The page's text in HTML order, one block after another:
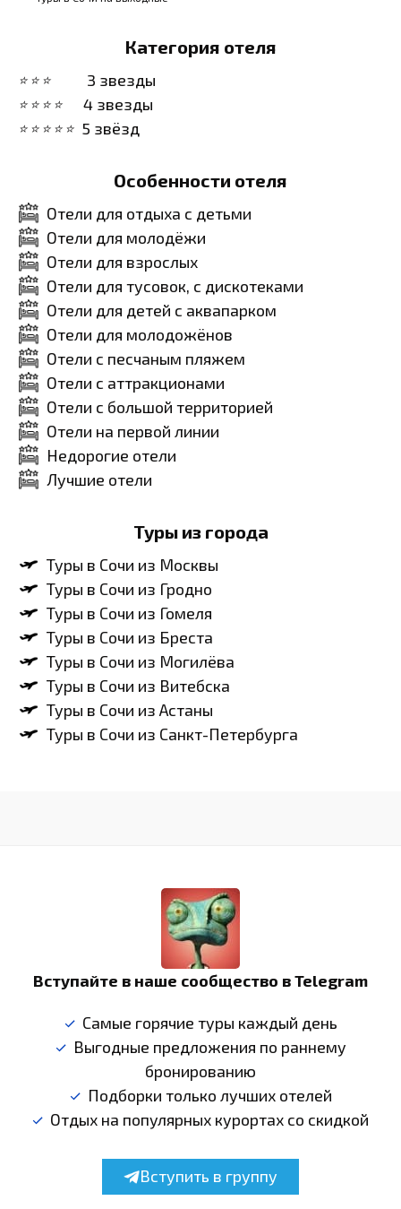
Категория отеля
3 звезды
4 звезды
5 звёзд
Особенности отеля
Отели для отдыха с детьми
Отели для молодёжи
Отели для взрослых
Отели для тусовок, с дискотеками
Отели для детей с аквапарком
Отели для молодожёнов
Отели с песчаным пляжем
Отели с аттракционами
Отели с большой территорией
Отели на первой линии
Недорогие отели
Лучшие отели
Туры из города
Туры в Сочи из Москвы
Туры в Сочи из Гродно
Туры в Сочи из Гомеля
Туры в Сочи из Бреста
Туры в Сочи из Могилёва
Туры в Сочи из Витебска
Туры в Сочи из Астаны
Туры в Сочи из Санкт-Петербурга
Вступайте в наше сообщество в Telegram
Самые горячие туры каждый день
Выгодные предложения по раннему
бронированию
Подборки только лучших отелей
Отдых на популярных курортах со скидкой
Вступить в группу